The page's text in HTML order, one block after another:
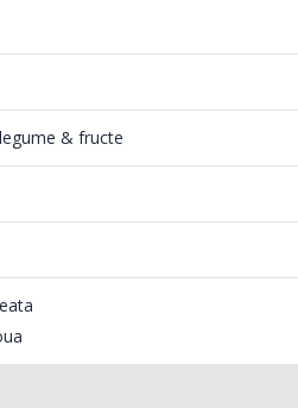
in privinta consumului de energie,
le asa
& fructe